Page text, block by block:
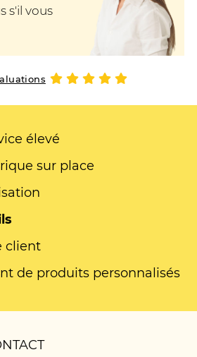
s'il vous
élevé
sur place
client
de produits personnalisés